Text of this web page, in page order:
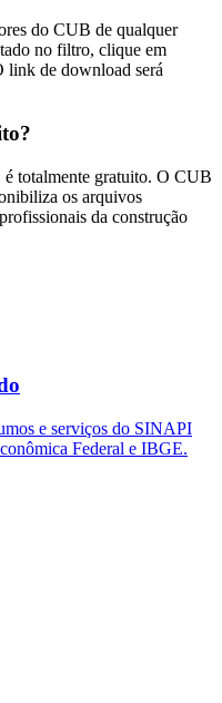
do CUB de qualquer
no filtro, clique em
link de download será
totalmente gratuito. O CUB
os arquivos
da construção
e serviços do SINAPI
Federal e IBGE.